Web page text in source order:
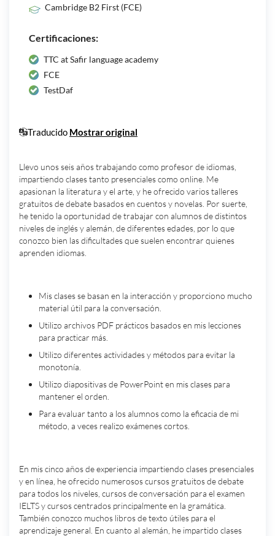
Cambridge B2 First (FCE)
Certificaciones:
TTC at Safir language academy
FCE
TestDaf
Traducido Mostrar original
Llevo unos seis años trabajando como profesor de idiomas,
impartiendo clases tanto presenciales como online. Me
apasionan la literatura y el arte, y he ofrecido varios talleres
gratuitos de debate basados en cuentos y novelas. Por suerte,
he tenido la oportunidad de trabajar con alumnos de distintos
niveles de inglés y alemán, de diferentes edades, por lo que
conozco bien las dificultades que suelen encontrar quienes
aprenden idiomas.
Mis clases se basan en la interacción y proporciono mucho
material útil para la conversación.
Utilizo archivos PDF prácticos basados en mis lecciones
para practicar más.
Utilizo diferentes actividades y métodos para evitar la
monotonía.
Utilizo diapositivas de PowerPoint en mis clases para
mantener el orden.
Para evaluar tanto a los alumnos como la eficacia de mi
método, a veces realizo exámenes cortos.
En mis cinco años de experiencia impartiendo clases presenciales
y en línea, he ofrecido numerosos cursos gratuitos de debate
para todos los niveles, cursos de conversación para el examen
IELTS y cursos centrados principalmente en la gramática.
También conozco muchos libros de texto útiles para el
aprendizaje general. En cuanto al alemán, he impartido clases